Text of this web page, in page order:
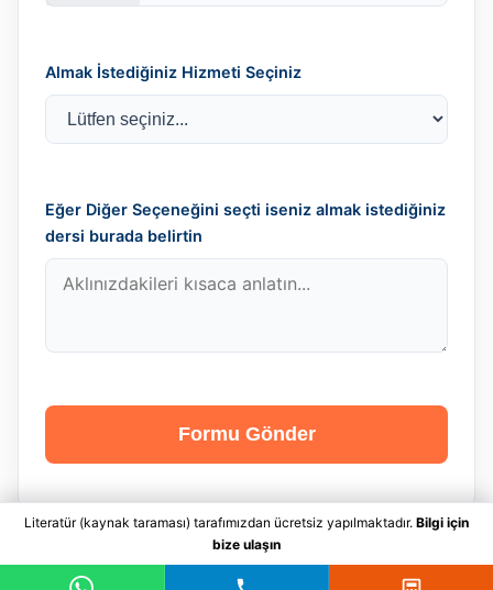
Almak İstediğiniz Hizmeti Seçiniz
Eğer Diğer Seçeneğini seçti iseniz almak istediğiniz
dersi burada belirtin
Formu Gönder
Literatür (kaynak taraması) tarafımızdan ücretsiz yapılmaktadır. Bilgi için
bize ulaşın